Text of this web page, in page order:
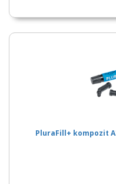
PluraFill+ kompozit